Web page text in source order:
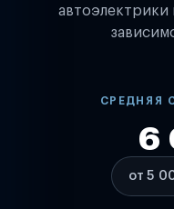
автоэлектрики
СРЕДНЯЯ
от 5
6